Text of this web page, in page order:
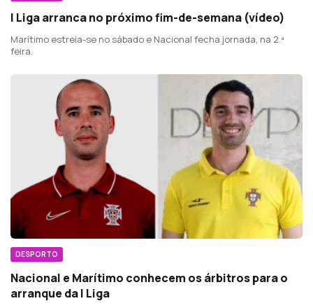
I Liga arranca no próximo fim-de-semana (vídeo)
Marítimo estreia-se no sábado e Nacional fecha jornada, na 2.ª
feira.
DESPORTO
Nacional e Marítimo conhecem os árbitros para o
arranque da I Liga